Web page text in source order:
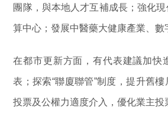
團隊，與本地人才互補成長；強化
算中心；發展中醫藥大健康產業、數
在都市更新方面，有代表建議加快
表；探索“聯廈聯管”制度，提升舊
投票及公權力適度介入，優化業主投